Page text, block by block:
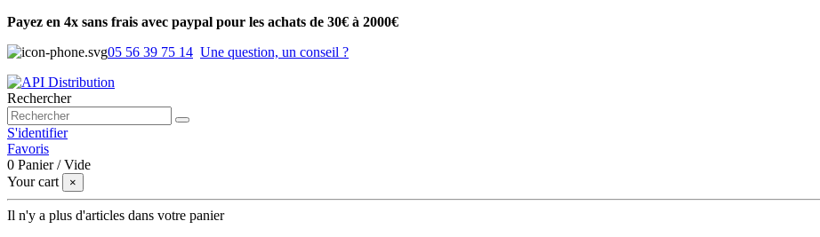
Payez en 4x sans frais avec paypal pour les achats de 30€ à 2000€
05 56 39 75 14 Une question, un conseil ?
Rechercher
S'identifier
Favoris
0 Panier /Vide
Your cart
×
Il n'y a plus d'articles dans votre panier